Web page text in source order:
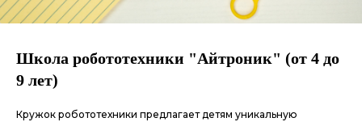
Школа робототехники "Айтроник" (от 4 до
9 лет)
Кружок робототехники предлагает детям уникальную